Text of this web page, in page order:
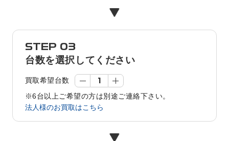
STEP 03
台数を選択してください
買取希望台数
※6台以上ご希望の方は別途ご連絡下さい。
法人様のお買取はこちら